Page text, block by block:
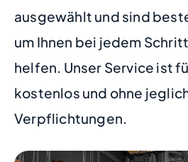
ausgewählt und sind
um Ihnen bei jedem
helfen. Unser Service ist
kostenlos und ohne
Verpflichtungen.